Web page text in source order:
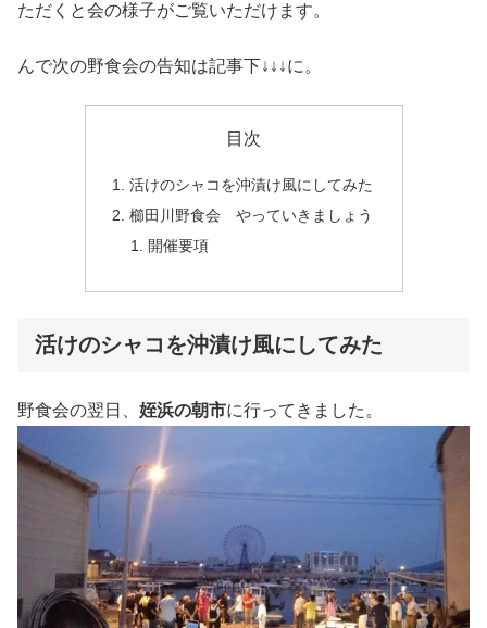
ただくと会の様子がご覧いただけます。
んで次の野食会の告知は記事下↓↓↓に。
目次
活けのシャコを沖漬け風にしてみた
櫛田川野食会 やっていきましょう
開催要項
活けのシャコを沖漬け風にしてみた
野食会の翌日、 姪浜の朝市に行ってきました。